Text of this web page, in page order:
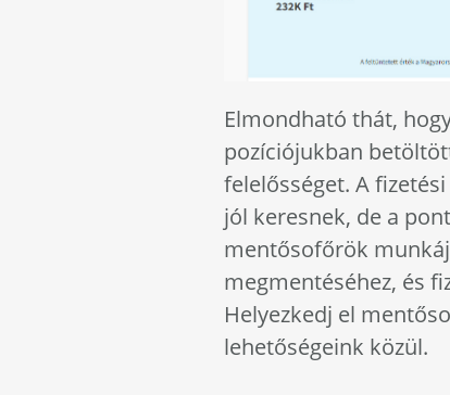
Elmondható thát,
pozíciójukban
felelősséget. A
jól keresnek, de a
mentősofőrök
megmentéséhez, és
Helyezkedj el
lehetőségeink közül.